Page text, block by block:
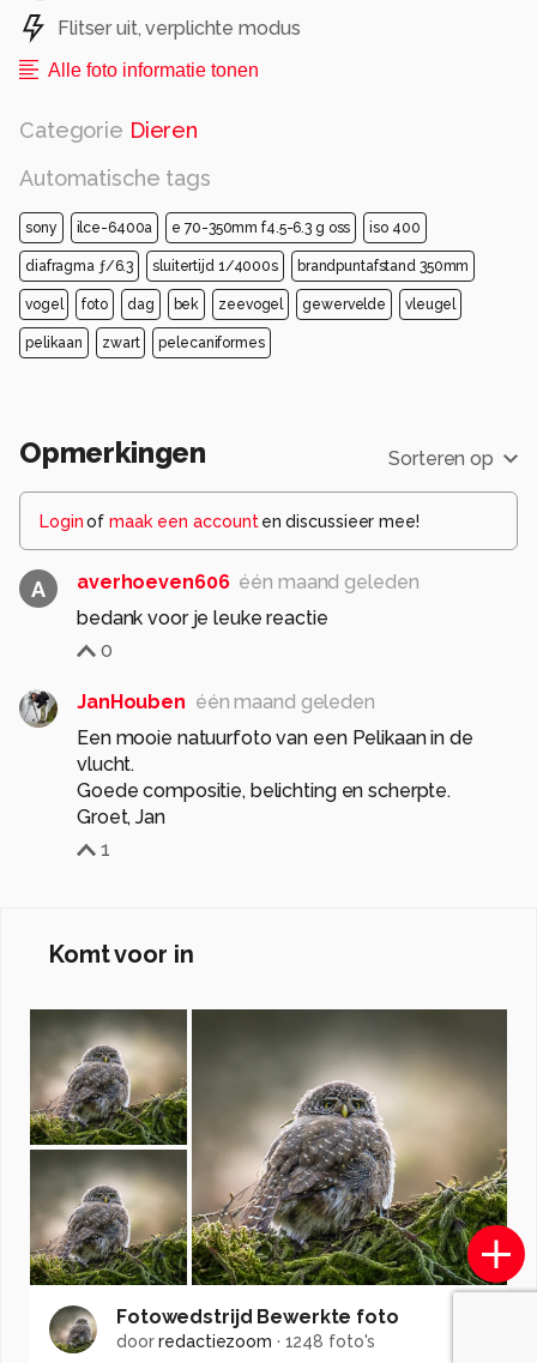
Flitser uit, verplichte modus
Alle foto informatie tonen
Categorie Dieren
Automatische tags
sony ilce-6400a e 70-350mm f4.5-6.3 g oss iso 400
diafragma ƒ/6.3 sluitertijd 1/4000s brandpuntafstand 350mm
vogel foto dag bek zeevogel gewervelde vleugel
pelikaan zwart pelecaniformes
Opmerkingen Sorteren op
Loginof maak een account en discussieer mee!
A averhoeven606 één maand geleden
bedank voor je leuke reactie
0
JanHouben één maand geleden
Een mooie natuurfoto van een Pelikaan in de
vlucht.
Goede compositie, belichting en scherpte.
Groet, Jan
1
Komt voor in
Fotowedstrijd Bewerkte foto
doorredactiezoom · 1248 foto's